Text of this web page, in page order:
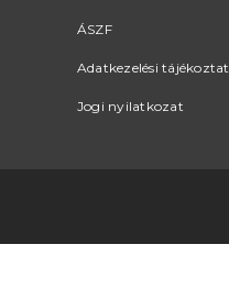
ÁSZF
Adatkezelési
Jogi nyilatkozat